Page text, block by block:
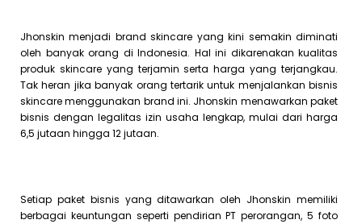
Jhonskin menjadi brand skincare yang kini semakin diminati
oleh banyak orang di Indonesia. Hal ini dikarenakan kualitas
produk skincare yang terjamin serta harga yang terjangkau.
Tak heran jika banyak orang tertarik untuk menjalankan bisnis
skincare menggunakan brand ini. Jhonskin menawarkan paket
bisnis dengan legalitas izin usaha lengkap, mulai dari harga
6,5 jutaan hingga 12 jutaan.
Setiap paket bisnis yang ditawarkan oleh Jhonskin memiliki
berbagai keuntungan seperti pendirian PT perorangan, 5 foto